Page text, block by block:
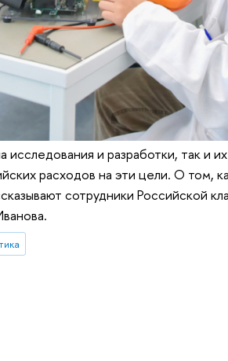
и разработки, так и
расходов на эти цели. О том,
сотрудники